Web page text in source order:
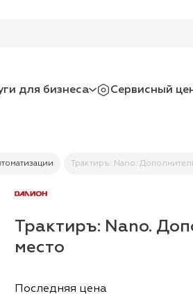
для бизнеса Сервисный
Трактиръ: Nano.
Трактиръ: Nano.
место
Последняя цена